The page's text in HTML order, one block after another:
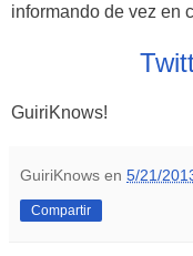
informando de vez en
GuiriKnows!
GuiriKnows en 5/21/
Compartir